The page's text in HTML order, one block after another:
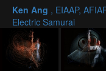
Ken Ang , EIAAP,
Electric Samurai